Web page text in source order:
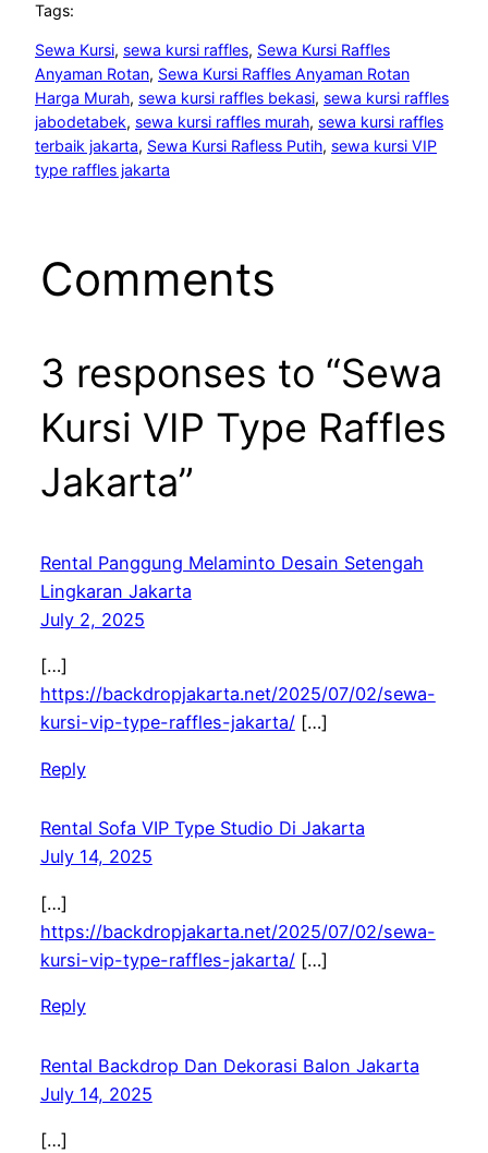
Tags:
Sewa Kursi, sewa kursi raffles, Sewa Kursi Raffles
Anyaman Rotan, Sewa Kursi Raffles Anyaman Rotan
Harga Murah, sewa kursi raffles bekasi, sewa kursi raffles
jabodetabek, sewa kursi raffles murah, sewa kursi raffles
terbaik jakarta, Sewa Kursi Rafless Putih, sewa kursi VIP
type raffles jakarta
Comments
3 responses to “Sewa
Kursi VIP Type Raffles
Jakarta”
Rental Panggung Melaminto Desain Setengah
Lingkaran Jakarta
July 2, 2025
[…]
https://backdropjakarta.net/2025/07/02/sewa-
kursi-vip-type-raffles-jakarta/[…]
Reply
Rental Sofa VIP Type Studio Di Jakarta
July 14, 2025
[…]
https://backdropjakarta.net/2025/07/02/sewa-
kursi-vip-type-raffles-jakarta/[…]
Reply
Rental Backdrop Dan Dekorasi Balon Jakarta
July 14, 2025
[…]